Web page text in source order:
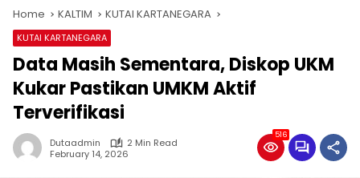
Home KALTIM KUTAI KARTANEGARA
KUTAI KARTANEGARA
Data Masih Sementara, Diskop UKM
Kukar Pastikan UMKM Aktif
Terverifikasi
Dutaadmin
2 Min Read
February 14, 2026
516